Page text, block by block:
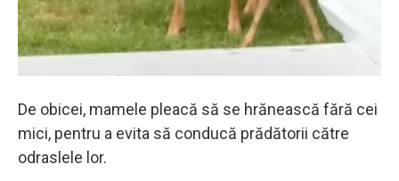
De obicei, mamele pleacă să se hrănească fără cei
mici, pentru a evita să conducă prădătorii către
odraslele lor.